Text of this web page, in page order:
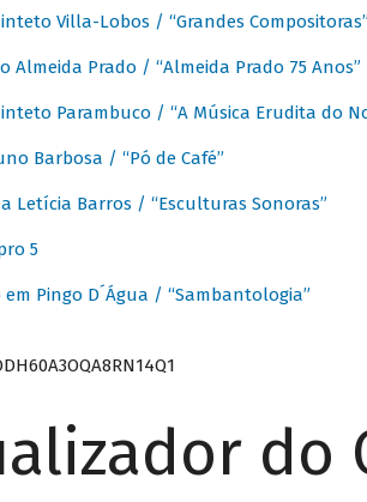
Villa-Lobos / “Grandes Compositoras”
Almeida Prado / “Almeida Prado 75 Anos”
Parambuco / “A Música Erudita do
Barbosa / “Pó de Café”
Letícia Barros / “Esculturas Sonoras”
5
em Pingo D´Água / “Sambantologia”
do